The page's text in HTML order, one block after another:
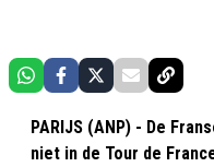
PARIJS (ANP) - De
niet in de Tour de